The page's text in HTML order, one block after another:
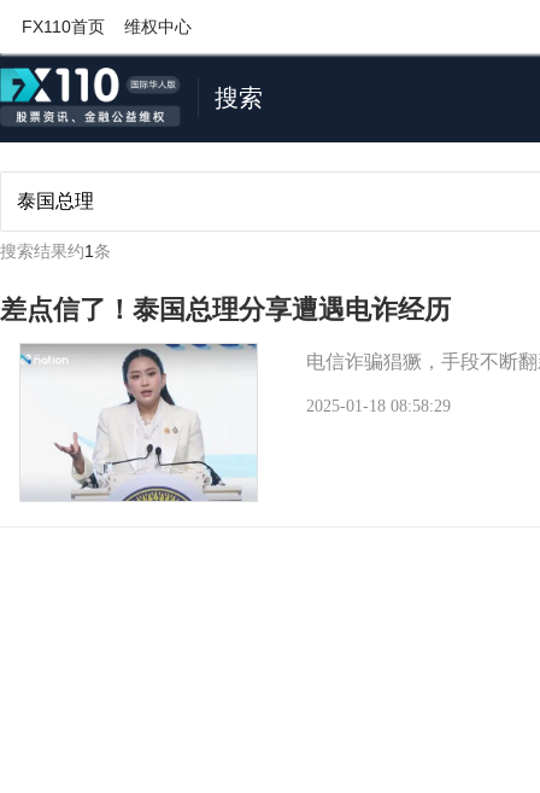
FX110首页 维权中心
搜索
搜索结果约1条
差点信了！泰国总理分享遭遇电诈经历
电信诈骗猖獗，手段不断
2025-01-18 08:58:29